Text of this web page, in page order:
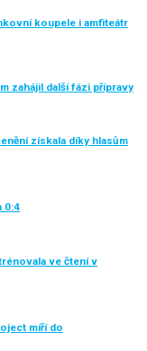
koupele i amfiteátr
zahájil další fázi přípravy
získala díky hlasům
0:4
ve čtení v
míří do